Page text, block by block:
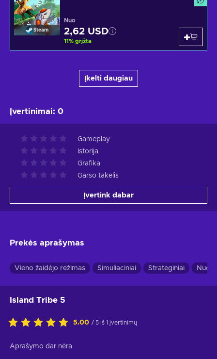
Steam
Nuo
2,62 USD
11% grįžta
Įkelti daugiau
Įvertinimai: 0
Gameplay
Istorija
Grafika
Garso takelis
Įvertink dabar
Prekės aprašymas
Vieno žaidėjo režimas Simuliaciniai Strateginiai
Island Tribe 5
5.00 / 5 iš 1 įvertinimų
Aprašymo dar nėra